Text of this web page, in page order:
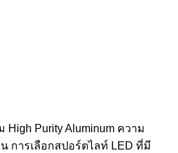
Purity Aluminum ความ
การเลือกสปอร์ตไลท์ LED ที่มี